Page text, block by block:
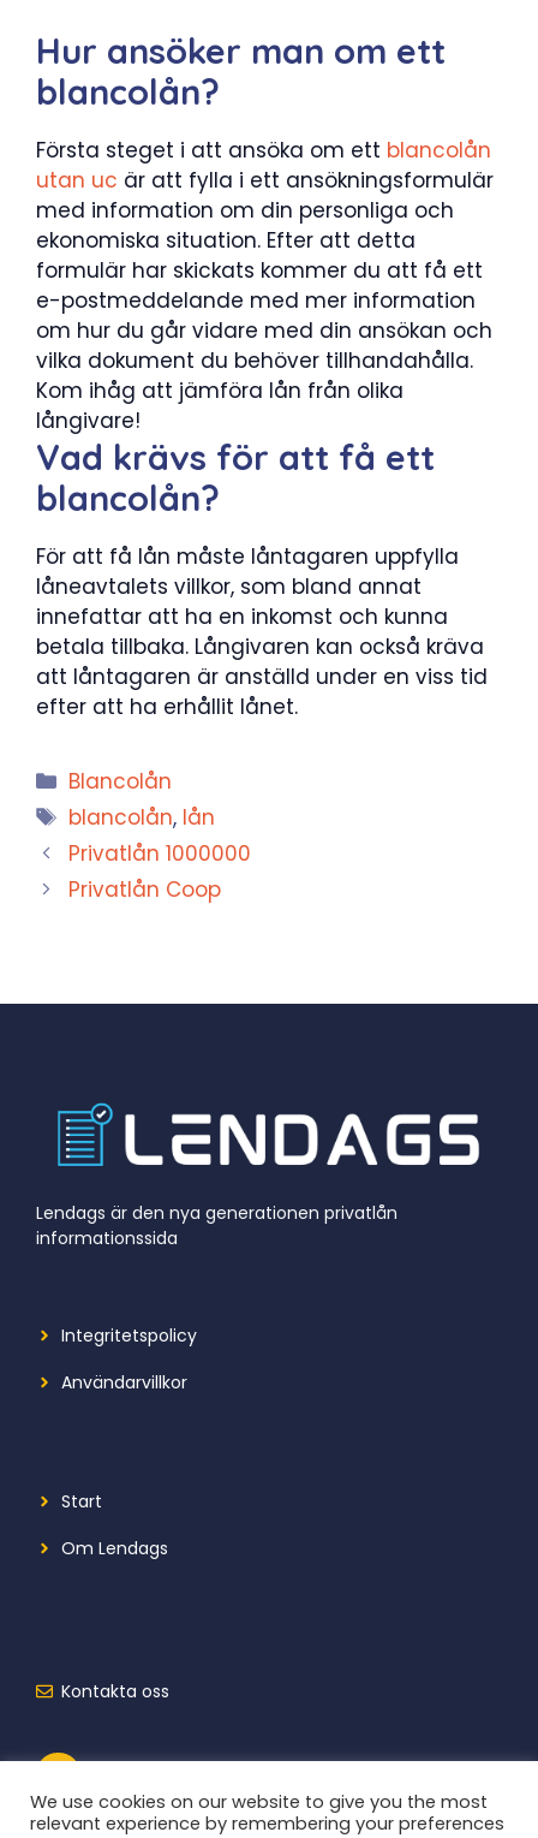
Hur ansöker man om ett
blancolån?
Första steget i att ansöka om ett blancolån
utan uc är att fylla i ett ansökningsformulär
med information om din personliga och
ekonomiska situation. Efter att detta
formulär har skickats kommer du att få ett
e-postmeddelande med mer information
om hur du går vidare med din ansökan och
vilka dokument du behöver tillhandahålla.
Kom ihåg att jämföra lån från olika
långivare!
Vad krävs för att få ett
blancolån?
För att få lån måste låntagaren uppfylla
låneavtalets villkor, som bland annat
innefattar att ha en inkomst och kunna
betala tillbaka. Långivaren kan också kräva
att låntagaren är anställd under en viss tid
efter att ha erhållit lånet.
Kategorier
Blancolån
Etiketter
blancolån, lån
Privatlån 1000000
Privatlån Coop
Lendags är den nya generationen privatlån
informationssida
Integritetspolicy
Användarvillkor
Start
Om Lendags
Kontakta oss
We use cookies on our website to give you the most
relevant experience by remembering your preferences